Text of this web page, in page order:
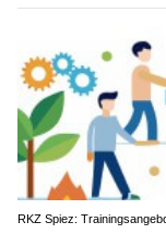
RKZ Spiez: